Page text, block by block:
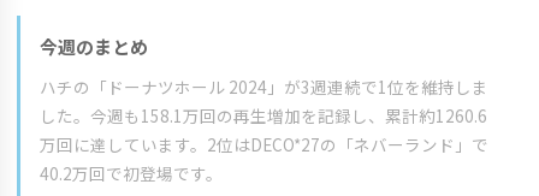
今週のまとめ
ハチの「ドーナツホール 2024」が3週連続で1位を維持しま
した。今週も158.1万回の再生増加を記録し、累計約1260.6
万回に達しています。2位はDECO*27の「ネバーランド」で
40.2万回で初登場です。